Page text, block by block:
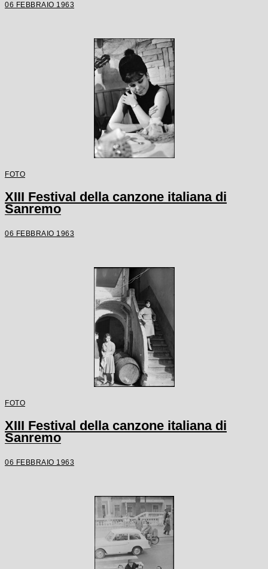
06 FEBBRAIO 1963
FOTO
XIII Festival della canzone italiana di
Sanremo
06 FEBBRAIO 1963
FOTO
XIII Festival della canzone italiana di
Sanremo
06 FEBBRAIO 1963